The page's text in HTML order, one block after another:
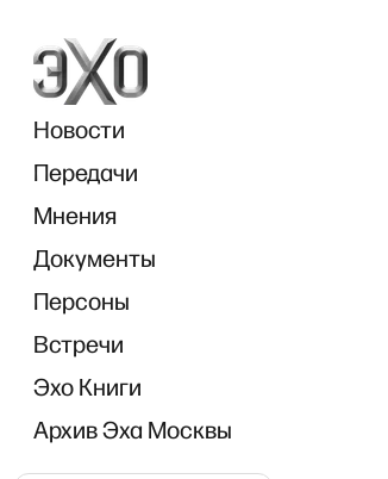
Новости
Передачи
Мнения
Документы
Персоны
Встречи
Эхо Книги
Архив Эха Москвы